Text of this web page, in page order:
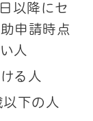
以降にセ
申請時点
人
る人
下の人